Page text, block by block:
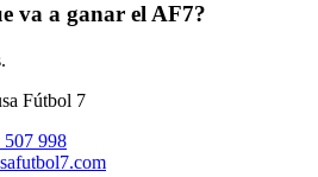
va a ganar el AF7?
Fútbol 7
507 998